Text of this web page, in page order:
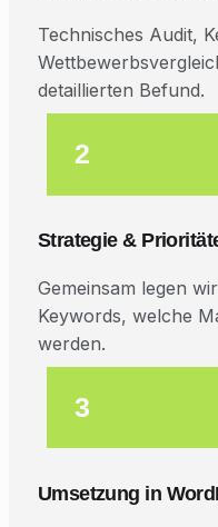
Technisches Audit,
detaillierten Befund.
2
Strategie &
Gemeinsam legen
Keywords, welche
werden.
3
Umsetzung in